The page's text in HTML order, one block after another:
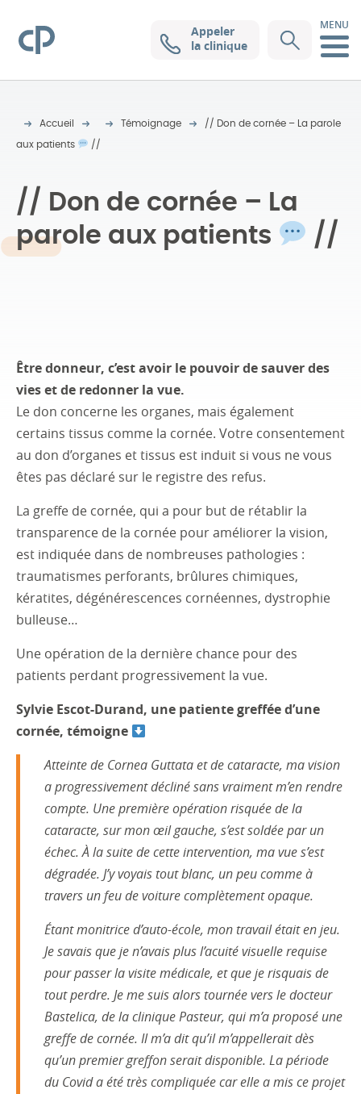
Clinique Pasteur
Appeler
la clinique
MENU
Accueil Témoignage // Don de cornée – La parole
aux patients //
// Don de cornée – La
parole aux patients
//
Être donneur, c’est avoir le pouvoir de sauver des
vies et de redonner la vue.
Le don concerne les organes, mais également
certains tissus comme la cornée. Votre consentement
au don d’organes et tissus est induit si vous ne vous
êtes pas déclaré sur le registre des refus.
La greffe de cornée, qui a pour but de rétablir la
transparence de la cornée pour améliorer la vision,
est indiquée dans de nombreuses pathologies :
traumatismes perforants, brûlures chimiques,
kératites, dégénérescences cornéennes, dystrophie
bulleuse…
Une opération de la dernière chance pour des
patients perdant progressivement la vue.
Sylvie Escot-Durand, une patiente greffée d’une
cornée, témoigne
Atteinte de Cornea Guttata et de cataracte, ma vision
a progressivement décliné sans vraiment m’en rendre
compte. Une première opération risquée de la
cataracte, sur mon œil gauche, s’est soldée par un
échec. À la suite de cette intervention, ma vue s’est
dégradée. J’y voyais tout blanc, un peu comme à
travers un feu de voiture complètement opaque.
Étant monitrice d’auto-école, mon travail était en jeu.
Je savais que je n’avais plus l’acuité visuelle requise
pour passer la visite médicale, et que je risquais de
tout perdre. Je me suis alors tournée vers le docteur
Bastelica, de la clinique Pasteur, qui m’a proposé une
greffe de cornée. Il m’a dit qu’il m’appellerait dès
qu’un premier greffon serait disponible. La période
du Covid a été très compliquée car elle a mis ce projet